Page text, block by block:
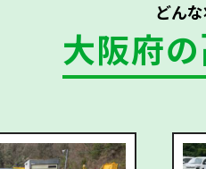
どん
大阪府の